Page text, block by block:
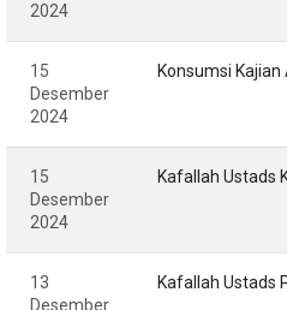
2024
15
Desember
2024
Konsumsi
15
Desember
2024
Kafallah Ustads
13
Desember
Kafallah Ustads